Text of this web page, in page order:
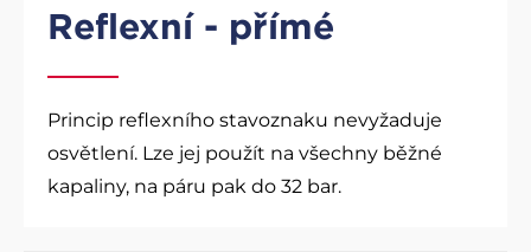
Reflexní - přímé
Princip reflexního stavoznaku nevyžaduje
osvětlení. Lze jej použít na všechny běžné
kapaliny, na páru pak do 32 bar.